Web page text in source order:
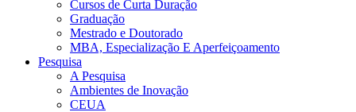
Cursos de Curta Duração
Graduação
Mestrado e Doutorado
MBA, Especialização E Aperfeiçoamento
Pesquisa
A Pesquisa
Ambientes de Inovação
CEUA